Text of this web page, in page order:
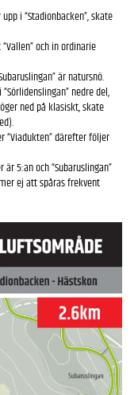
i “Stadionbacken”, skate
och in ordinarie
är natursnö.
nedre del,
ned på klasiskt, skate
“Viadukten” därefter följer
5:an och “Subaruslingan”
ej att spåras frekvent